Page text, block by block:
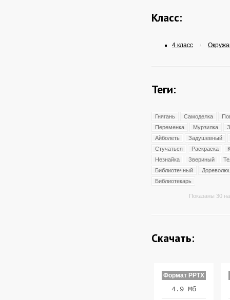
Класс:
4 класс /
Теги:
Гнягань Самоделка
Переменка
Мурзилка
Айболеть
Задушевный
Стучаться
Раскраска
Незнайка
Звериный
Библиотечный
Библиотекарь
Показаны 30
Скачать:
Формат PPTX
4.9 Мб